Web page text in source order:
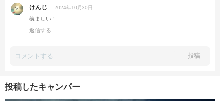
けんじ 2024年10月30日
羨ましい！
返信する
投稿
投稿したキャンパー